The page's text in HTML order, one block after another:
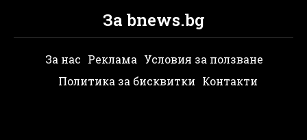
За bnews.bg
За нас Реклама Условия за ползване
Политика за бисквитки Контакти